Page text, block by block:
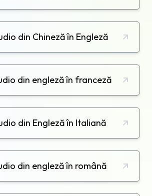
din Chineză în Engleză
din engleză în franceză
din Engleză în Italiană
din engleză în română